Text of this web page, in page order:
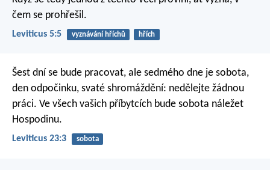
čem se prohřešil.
Leviticus 5:5 vyznávání hříchů hřích
Šest dní se bude pracovat, ale sedmého dne je sobota,
den odpočinku, svaté shromáždění: nedělejte žádnou
práci. Ve všech vašich příbytcích bude sobota náležet
Hospodinu.
Leviticus 23:3 sobota